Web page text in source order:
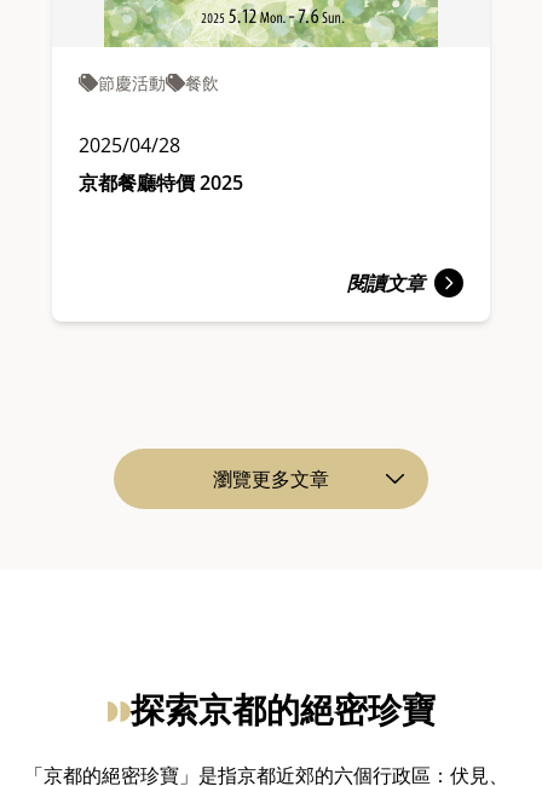
節慶活動 餐飲
2025/04/28
京都餐廳特價 2025
閱讀文章
瀏覽更多文章
探索京都的絕密珍寶
「京都的絕密珍寶」是指京都近郊的六個行政區：伏見、